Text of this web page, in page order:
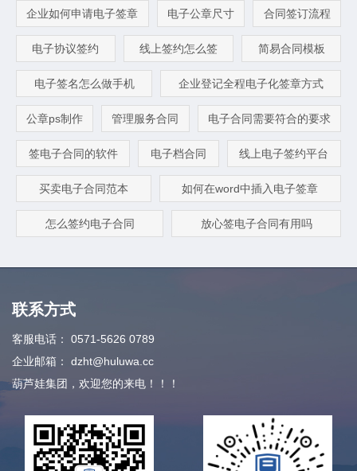
企业如何申请电子签章 电子公章尺寸 合同签订流程
电子协议签约 线上签约怎么签 简易合同模板
电子签名怎么做手机 企业登记全程电子化签章方式
公章ps制作 管理服务合同 电子合同需要符合的要求
签电子合同的软件 电子档合同 线上电子签约平台
买卖电子合同范本 如何在word中插入电子签章
怎么签约电子合同 放心签电子合同有用吗
联系方式
客服电话：
0571-5626 0789
企业邮箱：
dzht@huluwa.cc
葫芦娃集团，欢迎您的来电！！！